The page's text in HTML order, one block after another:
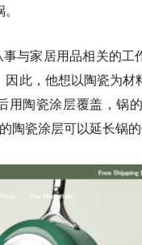
与家居用品相关的
因此，他想以陶瓷为
用陶瓷涂层覆盖，锅
陶瓷涂层可以延长锅的